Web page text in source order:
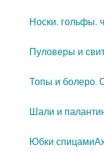
Носки, гольфы,
Пуловеры и
Топы и болеро.
Шали и
Юбки спицами